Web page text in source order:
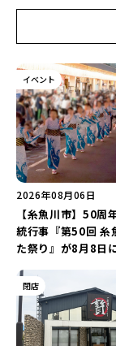
イベント
2026年08月06日
【糸魚川市】50周
統行事『第50回 糸
た祭り』が8月8日
を楽しもう♪
閉店